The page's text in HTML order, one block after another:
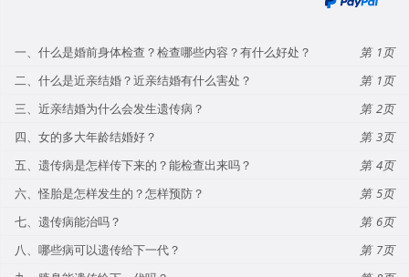
一、什么是婚前身体检查？检查哪些内容？有什么好处？
1
二、什么是近亲结婚？近亲结婚有什么害处？
1
三、近亲结婚为什么会发生遗传病？
2
四、女的多大年龄结婚好？
3
五、遗传病是怎样传下来的？能检查出来吗？
4
六、怪胎是怎样发生的？怎样预防？
5
七、遗传病能治吗？
6
八、哪些病可以遗传给下一代？
7